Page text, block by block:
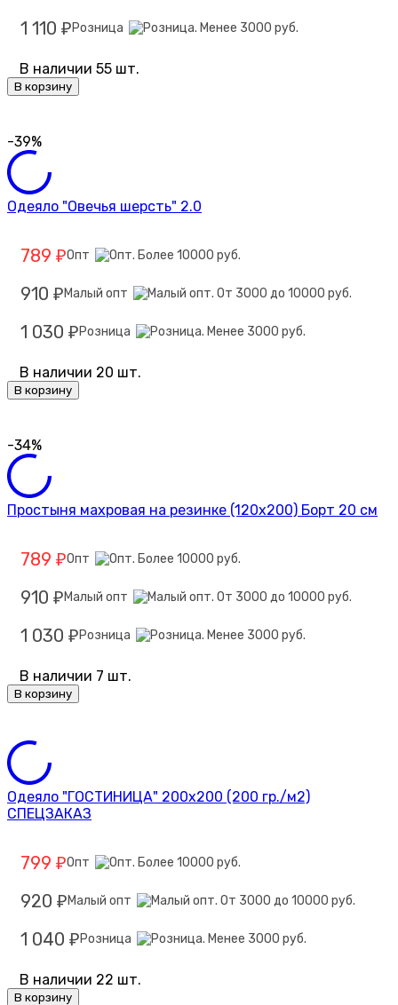
1 110 ₽ Розница
В наличии 55 шт.
В корзину
-39%
Одеяло "Овечья шерсть" 2.0
789 ₽Опт
910 ₽ Малый опт
1 030 ₽ Розница
В наличии 20 шт.
В корзину
-34%
Простыня махровая на резинке (120х200) Борт 20 см
789 ₽Опт
910 ₽ Малый опт
1 030 ₽ Розница
В наличии 7 шт.
В корзину
Одеяло "ГОСТИНИЦА" 200х200 (200 гр./м2)
СПЕЦЗАКАЗ
799 ₽Опт
920 ₽ Малый опт
1 040 ₽ Розница
В наличии 22 шт.
В корзину